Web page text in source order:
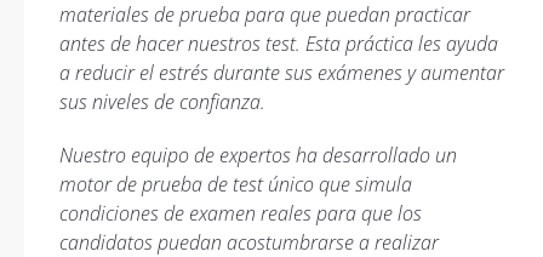
materiales de prueba para que puedan practicar
antes de hacer nuestros test. Esta práctica les ayuda
a reducir el estrés durante sus exámenes y aumentar
sus niveles de confianza.
Nuestro equipo de expertos ha desarrollado un
motor de prueba de test único que simula
condiciones de examen reales para que los
candidatos puedan acostumbrarse a realizar